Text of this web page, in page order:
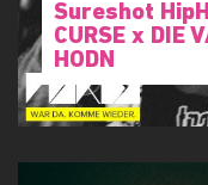
Sureshot
CURSE x DIE
HODN